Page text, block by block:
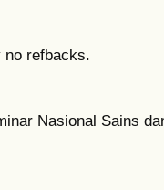
no refbacks.
Nasional Sains